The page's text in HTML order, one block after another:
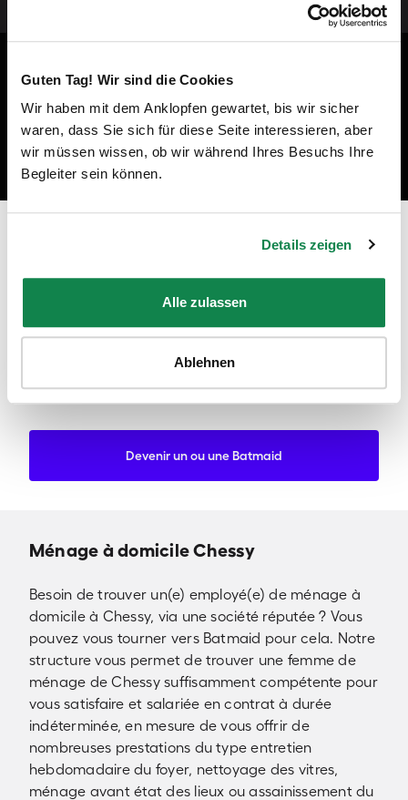
Guten Tag! Wir sind die Cookies
Wir haben mit dem Anklopfen gewartet, bis wir sicher
waren, dass Sie sich für diese Seite interessieren, aber
wir müssen wissen, ob wir während Ihres Besuchs Ihre
Begleiter sein können.
Details zeigen
Alle zulassen
Ablehnen
Prêt à devenir un professionnel du
"En tant qu'employée Batmaid, je peux travailler avec des
régions et aux moments de mon choix !"
Julia DS-Professionnelle du ménage chez Batmaid
Devenir un ou une Batmaid
Ménage à domicile Chessy
Besoin de trouver un(e) employé(e) de ménage à
domicile à Chessy, via une société réputée ? Vous
pouvez vous tourner vers Batmaid pour cela. Notre
structure vous permet de trouver une femme de
ménage de Chessy suffisamment compétente pour
vous satisfaire et salariée en contrat à durée
indéterminée, en mesure de vous offrir de
nombreuses prestations du type entretien
hebdomadaire du foyer, nettoyage des vitres,
ménage avant état des lieux ou assainissement du